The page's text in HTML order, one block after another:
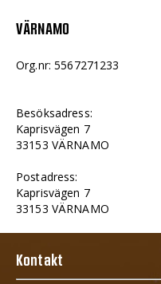
VÄRNAMO
Org.nr: 5567271233
Besöksadress:
Kaprisvägen 7
33153 VÄRNAMO
Postadress:
Kaprisvägen 7
33153 VÄRNAMO
Kontakt